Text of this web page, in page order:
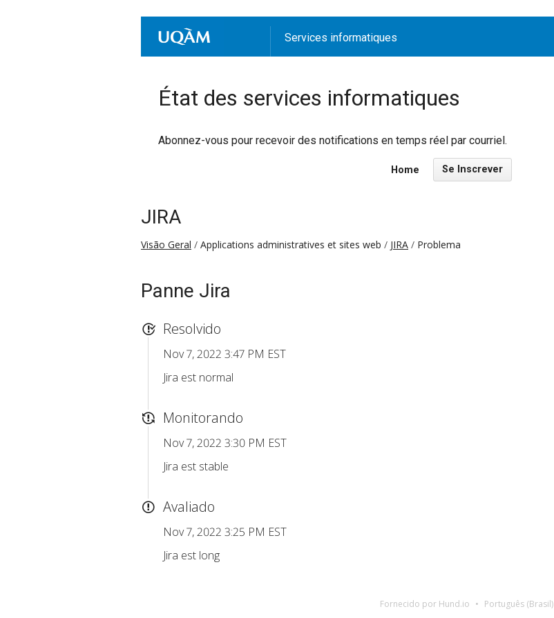
Services informatiques
État des services informatiques
Abonnez-vous pour recevoir des notifications en temps réel par courriel.
Home Se Inscrever
JIRA
Visão Geral Applications administratives et sites web JIRA Problema
Panne Jira
Resolvido
Nov 7, 2022 3:47 PM EST
Jira est normal
Monitorando
Nov 7, 2022 3:30 PM EST
Jira est stable
Avaliado
Nov 7, 2022 3:25 PM EST
Jira est long
Fornecido por Hund.io Português (Brasil)